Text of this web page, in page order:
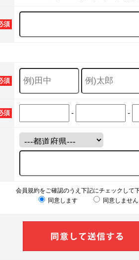
須
須
須 - -
会員規約をご確認のうえ下記にチェックして下
同意します
同意しません